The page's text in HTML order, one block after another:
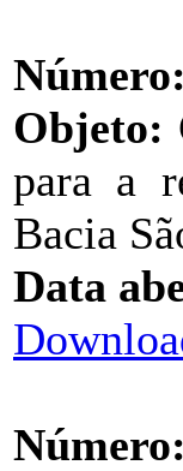
Número:
Objeto:
para a
Bacia
Data
Número: